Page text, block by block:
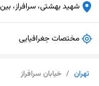
شهید بهشتی، سرافراز،
مختصات جغرافیایی
تهران / خیابان سرافراز